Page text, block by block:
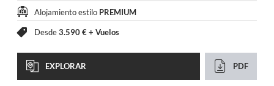
Alojamiento estilo PREMIUM
Desde3.590 € + Vuelos
EXPLORAR PDF